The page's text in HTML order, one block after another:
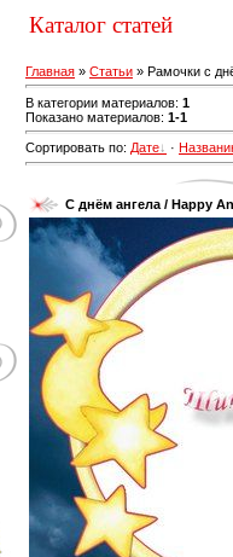
Каталог статей
Главная » Статьи » Рамочки с
В категории материалов: 1
Показано материалов: 1-1
Сортировать по: Дате ·
С днём ангела / Happy